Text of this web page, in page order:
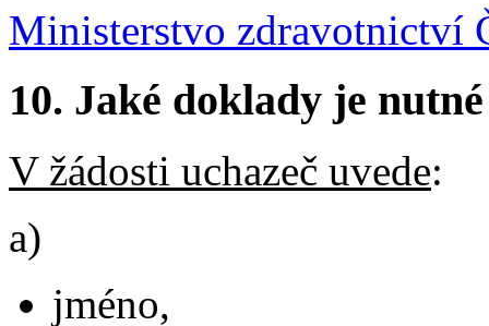
Ministerstvo zdravotnictví
10. Jaké doklady je
V žádosti uchazeč uvede:
a)
jméno,